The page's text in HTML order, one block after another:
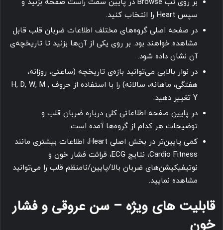
بر روی تب Browse در پایین سمت راست صفحه بزنید و
سپس Heart را انتخاب کنید.
در صفحه اصلی گروه‌های مختلف اطلاعات ضربان قلب قابل
مشاهده خواهند بود. بر روی یکی از آن‌ها بزنید تا تاریخچه‌ی
آن نشان داده شود.
در نوار بالایی می‌توانید بازه‌ی تاریخچه (ساعتی، روزانه،
هفتگی، ماهانه، سالانه) را با استفاده از حروف H, D, W, M ,
Y تغییر دهید.
در پایین صفحه اطلاعاتی کلی درباره ضربان قلب و
توضیحات هر کدام از گروه‌ها آمده است.
کمی پایین‌تر در بخش اصلی Heart، اطلاعات بیشتری مانند
Cardio Fitness، نتایج ECG، قرائت فشار خون و
نوتیفیکیشن‌های ضربان بالا/پایین/نامنظم قلب را می‌توانید
مشاهده نمایید.
قابلیت های ویژه – سن عروقی و فشار
خون